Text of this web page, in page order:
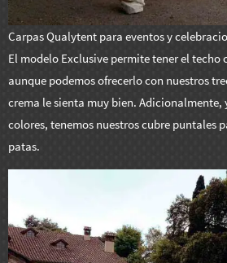
Carpas Qualytent para eventos y
El modelo Exclusive permite tener el
aunque podemos ofrecerlo con nuestros
crema le sienta muy bien. Adicionalmente,
colores, tenemos nuestros cubre puntales
patas.